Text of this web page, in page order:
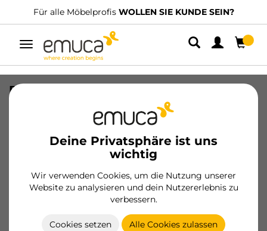
Für alle Möbelprofis WOLLEN SIE KUNDE SEIN?
Umschaltbare
Navigation
Deine Privatsphäre ist uns
wichtig
Wir verwenden Cookies, um die Nutzung unserer
Website zu analysieren und dein Nutzererlebnis zu
verbessern.
Cookies setzen Alle Cookies zulassen
Basis Recycle für
RecyclingRecyclingbehälterfür
Küchenschublade, 1 Fach, Modul
450mm, Kunststoff anthrazitgrau
8432393130866
Wesentliche Produkte
Werden Sie Kunde